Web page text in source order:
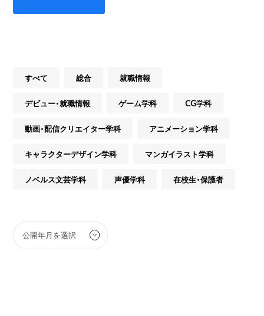
すべて 総合 就職情報
デビュー・就職情報 ゲーム学科 CG学科
動画・配信クリエイター学科 アニメーション学科
キャラクターデザイン学科 マンガイラスト学科
ノベルス文芸学科 声優学科 在校生・保護者